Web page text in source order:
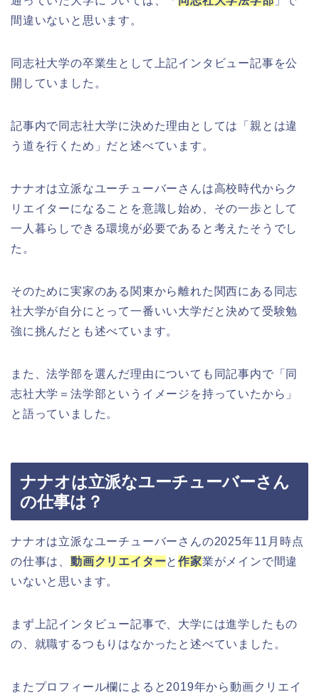
間違いないと思います。
同志社大学の卒業生として上記インタビュー記事を公
開していました。
記事内で同志社大学に決めた理由としては「親とは違
う道を行くため」だと述べています。
ナナオは立派なユーチューバーさんは高校時代からク
リエイターになることを意識し始め、その一歩として
一人暮らしできる環境が必要であると考えたそうでし
た。
そのために実家のある関東から離れた関西にある同志
社大学が自分にとって一番いい大学だと決めて受験勉
強に挑んだとも述べています。
また、法学部を選んだ理由についても同記事内で「同
志社大学＝法学部というイメージを持っていたから」
と語っていました。
ナナオは立派なユーチューバーさん
の仕事は？
ナナオは立派なユーチューバーさんの2025年11月時点
の仕事は、 動画クリエイターと作家業がメインで間違
いないと思います。
まず上記インタビュー記事で、大学には進学したもの
の、就職するつもりはなかったと述べていました。
またプロフィール欄によると2019年から動画クリエイ